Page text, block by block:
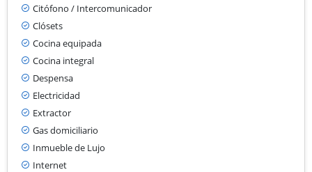
Citófono / Intercomunicador
Clósets
Cocina equipada
Cocina integral
Despensa
Electricidad
Extractor
Gas domiciliario
Inmueble de Lujo
Internet